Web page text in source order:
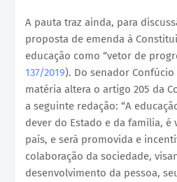
A pauta traz ainda, para
proposta de emenda à
educação como “vetor de
137/2019). Do senador Confúcio
matéria altera o artigo 205 da
a seguinte redação: “A
dever do Estado e da família,
país, e será promovida e
colaboração da sociedade,
desenvolvimento da pessoa,